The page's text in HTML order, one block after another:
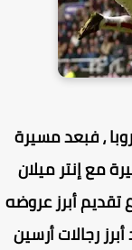
، فبعد مسيرة
إنتر ميلان
أبرز عروضه
رجالات أرسين